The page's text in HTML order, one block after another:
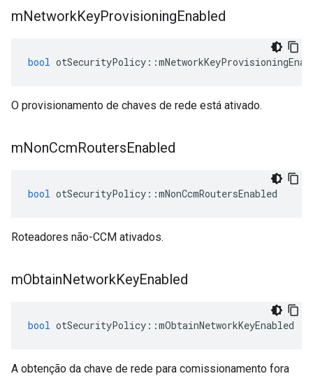
mNetworkKeyProvisioningEnabled
bool otSecurityPolicy ::
O provisionamento de chaves de rede está ativado.
mNonCcmRoutersEnabled
bool otSecurityPolicy ::mNonCcmRoutersEnabled
Roteadores não-CCM ativados.
mObtainNetworkKeyEnabled
bool otSecurityPolicy ::mObtainNetworkKeyEnabled
A obtenção da chave de rede para comissionamento fora